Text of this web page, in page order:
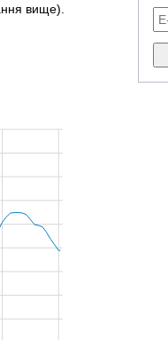
вище).